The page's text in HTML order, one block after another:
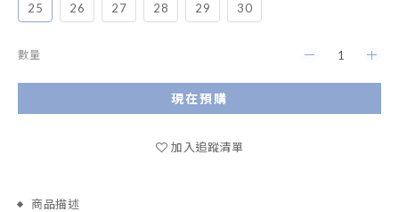
25 26 27 28 29 30
數量
現在預購
加入追蹤清單
商品描述